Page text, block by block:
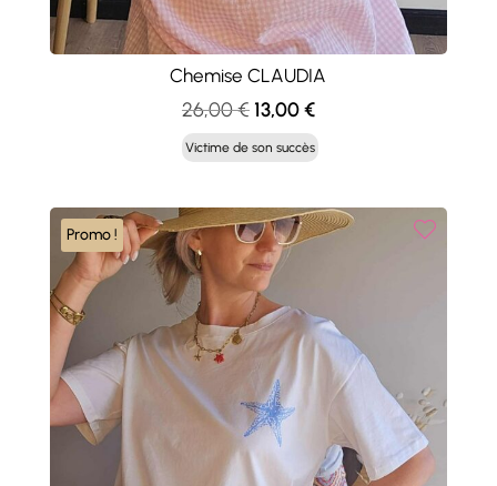
Chemise CLAUDIA
26,00€ Le
prix
initial
26,00 €.
13,00€Le
prix
actuel
13,00 €.
Victime de son succès
Promo !